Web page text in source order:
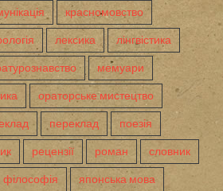
красномовство
лексика лінгвістика
мемуари
ораторське мистецтво
переклад поезія
рецензії роман словник
філософія японська мова